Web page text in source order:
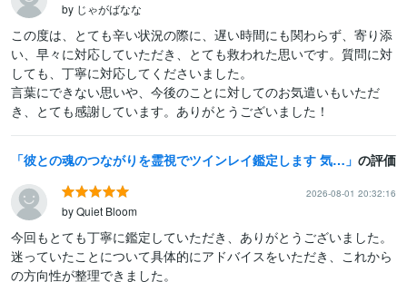
by じゃがばなな
この度は、とても辛い状況の際に、遅い時間にも関わらず、寄り添
い、早々に対応していただき、とても救われた思いです。質問に対
しても、丁寧に対応してくださいました。
言葉にできない思いや、今後のことに対してのお気遣いもいただ
き、とても感謝しています。ありがとうございました！
彼との魂のつながりを霊視でツインレイ鑑定します 気になる彼とつながることができるのか鑑定します の評価
2026-08-01 20:32:16
by Quiet Bloom
今回もとても丁寧に鑑定していただき、ありがとうございました。
迷っていたことについて具体的にアドバイスをいただき、これから
の方向性が整理できました。